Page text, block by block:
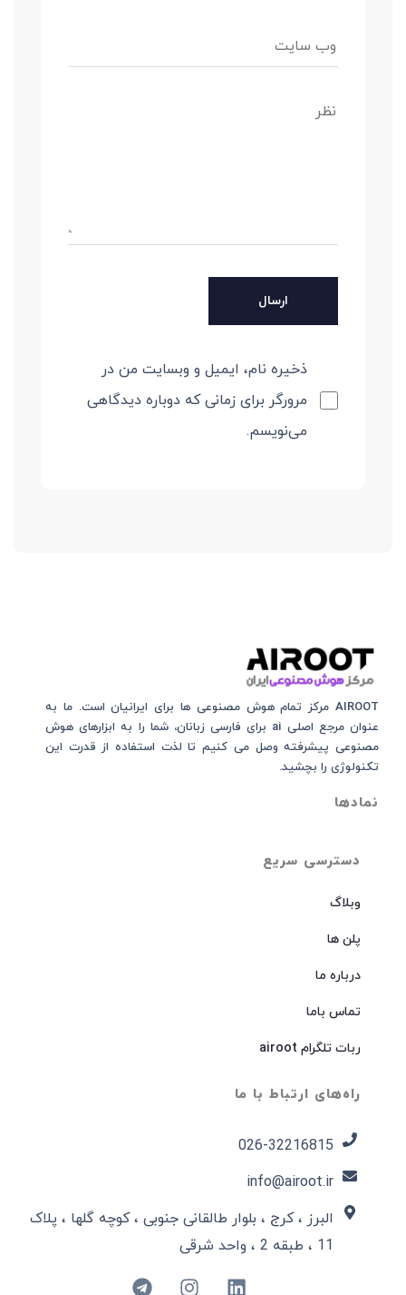
ذخیره نام، ایمیل و وبسایت من در
مرورگر برای زمانی که دوباره دیدگاهی
می‌نویسم.
دسترسی سریع
وبلاگ
پلن ها
درباره ما
تماس باما
ربات تلگرام airoot
راه‌های ارتباط با ما
026-32216815​
info@airoot.ir
البرز ، کرج ، بلوار طالقانی جنوبی ، کوچه گلها ، پلاک
11 ، طبقه 2 ، واحد شرقی
AIROOT مرکز تمام هوش مصنوعی‌‌‌ ها برای ایرانیان است. ما به
عنوان مرجع اصلی ai برای فارسی زبانان، شما را به ابزارهای هوش
مصنوعی پیشرفته وصل می کنیم تا لذت استفاده از قدرت این
تکنولوژی را بچشید.
نمادها